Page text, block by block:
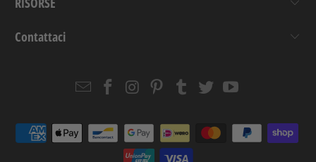
Contattaci
EmailStrapcode
Facebook
Strapcode
Instagram
Strapcode
Pinterest
Strapcode
Tumblr
Strapcode
TwitterYouTube